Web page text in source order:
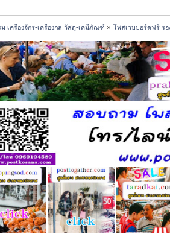
เครื่องจักร-เครื่องกล วัสดุ-เคมีภัณฑ์ » โพสเวบบอร์ดฟรี รอ